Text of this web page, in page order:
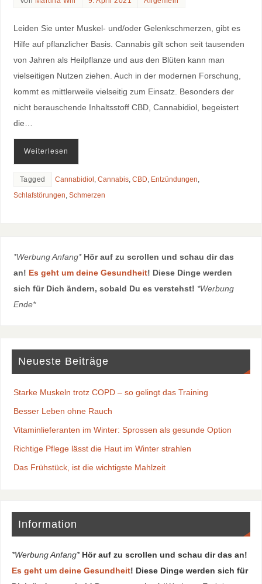
Leiden Sie unter Muskel- und/oder Gelenkschmerzen, gibt es
Hilfe auf pflanzlicher Basis. Cannabis gilt schon seit tausenden
von Jahren als Heilpflanze und aus den Blüten kann man
vielseitigen Nutzen ziehen. Auch in der modernen Forschung,
kommt es mittlerweile vielseitig zum Einsatz. Besonders der
nicht berauschende Inhaltsstoff CBD, Cannabidiol, begeistert
die…
Weiterlesen
Tagged Cannabidiol Cannabis, CBD Entzündungen
Schlafstörungen Schmerzen
*Werbung Anfang* Hör auf zu scrollen und schau dir das
an! Es geht um deine Gesundheit! Diese Dinge werden
sich für Dich ändern, sobald Du es verstehst! *Werbung
Ende*
Neueste Beiträge
Starke Muskeln trotz COPD – so gelingt das Training
Besser Leben ohne Rauch
Vitaminlieferanten im Winter: Sprossen als gesunde Option
Richtige Pflege lässt die Haut im Winter strahlen
Das Frühstück, ist die wichtigste Mahlzeit
Information
*Werbung Anfang* Hör auf zu scrollen und schau dir das an!
Es geht um deine Gesundheit! Diese Dinge werden sich für